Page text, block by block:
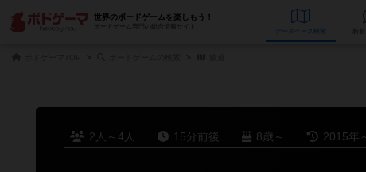
世界のボードゲームを楽しもう！
ボードゲーム専門の総合情報サイト
データベース
2人～4人 15分前後 8歳～ 2015年